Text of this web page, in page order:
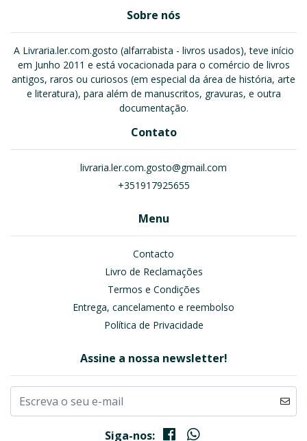
Sobre nós
A Livraria.ler.com.gosto (alfarrabista - livros usados), teve início
em Junho 2011 e está vocacionada para o comércio de livros
antigos, raros ou curiosos (em especial da área de história, arte
e literatura), para além de manuscritos, gravuras, e outra
documentação.
Contato
livraria.ler.com.gosto@gmail.com
+351917925655
Menu
Contacto
Livro de Reclamações
Termos e Condições
Entrega, cancelamento e reembolso
Política de Privacidade
Assine a nossa newsletter!
Siga-nos: